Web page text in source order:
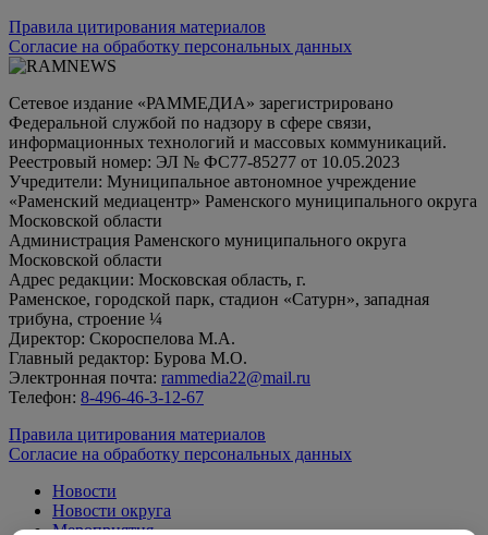
Правила цитирования материалов
Согласие на обработку персональных данных
Сетевое издание «РАММЕДИА» зарегистрировано
Федеральной службой по надзору в сфере связи,
информационных технологий и массовых коммуникаций.
Реестровый номер: ЭЛ № ФС77-85277 от 10.05.2023
Учредители: Муниципальное автономное учреждение
«Раменский медиацентр» Раменского муниципального округа
Московской области
Администрация Раменского муниципального округа
Московской области
Адрес редакции: Московская область, г.
Раменское, городской парк, стадион «Сатурн», западная
трибуна, строение ¼
Директор: Скороспелова М.А.
Главный редактор: Бурова М.О.
Электронная почта: rammedia22@mail.ru
Телефон: 8-496-46-3-12-67
Правила цитирования материалов
Согласие на обработку персональных данных
Новости
Новости округа
Мероприятия